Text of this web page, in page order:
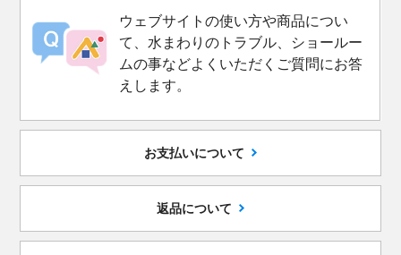
ウェブサイトの使い方や商品につい
て、水まわりのトラブル、ショールー
ムの事などよくいただくご質問にお答
えします。
お支払いについて
返品について